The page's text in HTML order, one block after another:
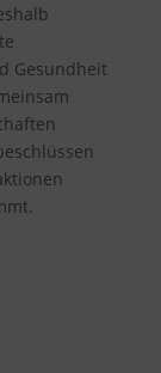
Gesundheit